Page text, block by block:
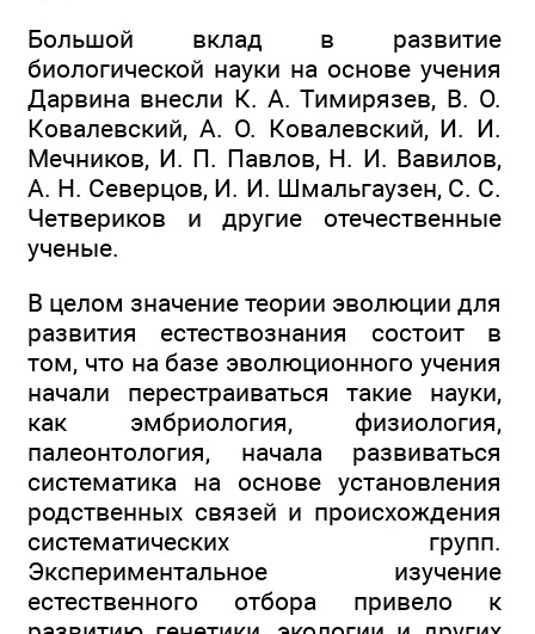
Большой вклад в развитие
биологической науки на основе учения
Дарвина внесли К. А. Тимирязев, В. О.
Ковалевский, А. О. Ковалевский, И. И.
Мечников, И. П. Павлов, Н. И. Вавилов,
А. Н. Северцов, И. И. Шмальгаузен, С. С.
Четвериков и другие отечественные
ученые.
В целом значение теории эволюции для
развития естествознания состоит в
том, что на базе эволюционного учения
начали перестраиваться такие науки,
как эмбриология, физиология,
палеонтология, начала развиваться
систематика на основе установления
родственных связей и происхождения
систематических групп.
Экспериментальное изучение
естественного отбора привело к